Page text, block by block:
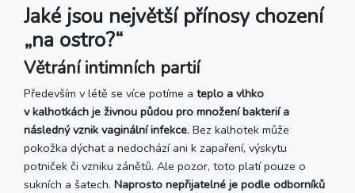
Jaké jsou největší přínosy chození
„na ostro?“
Větrání intimních partií
Především v létě se více potíme a teplo a vlhko
v kalhotkách je živnou půdou pro množení bakterií a
následný vznik vaginální infekce. Bez kalhotek může
pokožka dýchat a nedochází ani k zapaření, výskytu
potniček či vzniku zánětů. Ale pozor, toto platí pouze o
sukních a šatech. Naprosto nepřijatelné je podle odborníků